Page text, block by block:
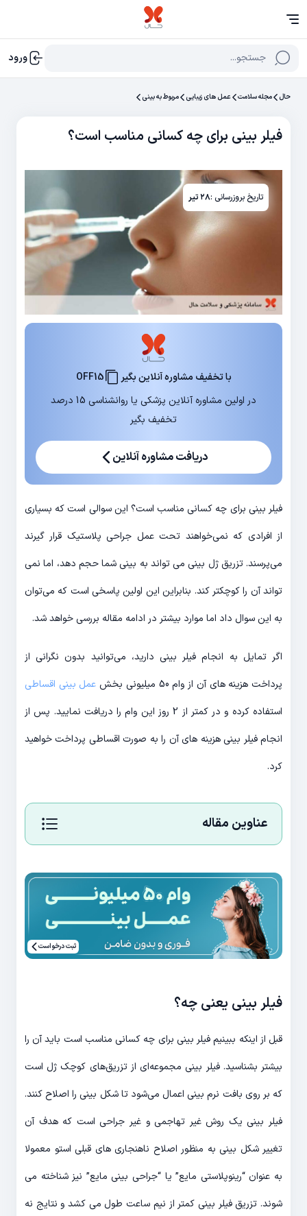
جستجو... ورود
حال مجله سلامت عمل های زیبایی مربوط به بینی
فیلر بینی برای چه کسانی مناسب است؟
تاریخ بروزرسانی :۲۸ تیر
با تخفیف مشاوره آنلاین بگیر
OFF15
در اولین مشاوره آنلاین پزشکی یا روانشناسی 15 درصد
تخفیف بگیر
دریافت مشاوره آنلاین
فیلر بینی برای چه کسانی مناسب است؟ این سوالی است که بسیاری
از افرادی که نمی‌خواهند تحت عمل جراحی پلاستیک قرار گیرند
می‌پرسند. تزریق ژل بینی می تواند به بینی شما حجم دهد، اما نمی
تواند آن را کوچکتر کند. بنابراین این اولین پاسخی است که می‌توان
به این سوال داد اما موارد بیشتر در ادامه مقاله بررسی خواهد شد.
اگر تمایل به انجام فیلر بینی دارید، می‌توانید بدون نگرانی از
پرداخت هزینه های آن از وام 50 میلیونی بخش
عمل بینی اقساطی
استفاده کرده و در کمتر از 2 روز این وام را دریافت نمایید. پس از
انجام فیلر بینی هزینه های آن را به صورت اقساطی پرداخت خواهید
کرد.
عناوین مقاله
ثبت درخواست
فیلر بینی یعنی چه؟
قبل از اینکه ببینیم فیلر بینی برای چه کسانی مناسب است باید آن را
بیشتر بشناسید. فیلر بینی مجموعه‌ای از تزریق‌های کوچک ژل است
که بر روی بافت نرم بینی اعمال می‌شود تا شکل بینی را اصلاح کنند.
فیلر بینی یک روش غیر تهاجمی و غیر جراحی است که هدف آن
تغییر شکل بینی به منظور اصلاح ناهنجاری های قبلی استو معمولا
به عنوان “رینوپلاستی مایع” یا “جراحی بینی مایع” نیز شناخته می
شوند. تزریق فیلر بینی کمتر از نیم ساعت طول می کشد و نتایج نه